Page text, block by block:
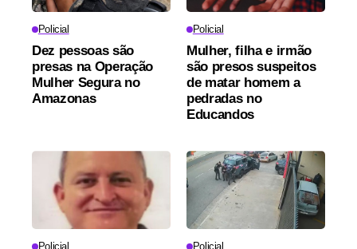
Policial
Dez pessoas são
presas na Operação
Mulher Segura no
Amazonas
Policial
Mulher, filha e irmão
são presos suspeitos
de matar homem a
pedradas no
Educandos
Policial Policial